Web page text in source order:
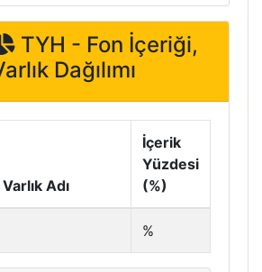
TYH - Fon İçeriği,
Dağılımı
Varlık Adı
İçerik
Yüzdesi
(%)
%